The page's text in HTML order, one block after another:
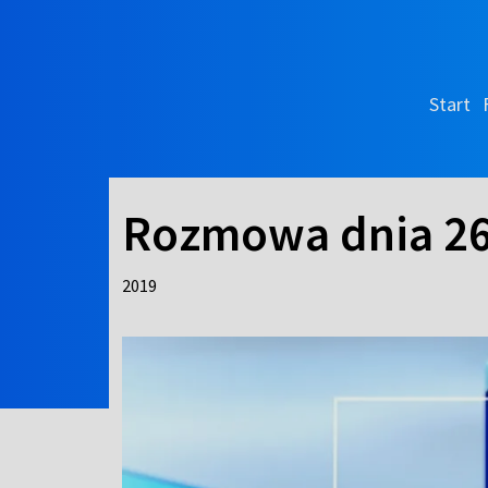
Start
Rozmowa dnia
2019